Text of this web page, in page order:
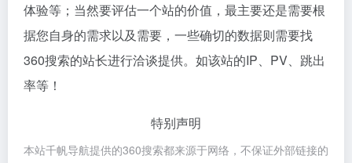
体验等；当然要评估一个站的价值，最主要还是需要根
据您自身的需求以及需要，一些确切的数据则需要找
360搜索的站长进行洽谈提供。如该站的IP、PV、跳出
率等！
特别声明
本站千帆导航提供的360搜索都来源于网络，不保证外部链接的